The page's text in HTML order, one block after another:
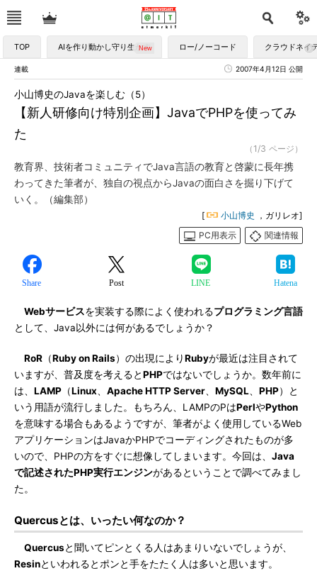
TOP AIを作り動かし守り生かす ロー/ノーコード クラウドネイ
連載 2007年4月12日 公開
【新人研修向け特別企画】JavaでPHPを使ってみ
た
小山博史のJavaを楽しむ（5）
（1/3 ページ）
教育界、技術者コミュニティでJava言語の教育と啓蒙に長年携
わってきた筆者が、独自の視点からJavaの面白さを掘り下げて
いく。（編集部）
[ 小山博史
，ガリレオ]
PC用表示
関連情報
Share Post LINE Hatena
Webサービスを実装する際によく使われるプログラミング言語
として、Java以外には何があるでしょうか？
RoR （Ruby on Rails）の出現によりRubyが最近は注目されて
いますが、普及度を考えるとPHPではないでしょうか。数年前に
は、 LAMP （Linux Apache HTTP Server MySQL PHP）と
いう用語が流行しました。もちろん、LAMPのPはPerlやPython
を意味する場合もあるようですが、筆者がよく使用しているWeb
アプリケーションはJavaかPHPでコーディングされたものが多
いので、PHPの方をすぐに想像してしまいます。今回は、 Java
で記述されたPHP実行エンジンがあるということで調べてみまし
た。
Quercusとは、いったい何なのか？
Quercusと聞いてピンとくる人はあまりいないでしょうが、
Resinといわれるとポンと手をたたく人は多いと思います。